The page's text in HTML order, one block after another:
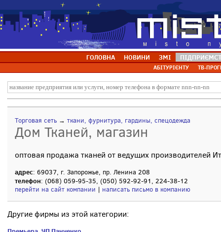
ГОЛОВНА НОВИНИ ЗМІ
АБІТУРІЄНТУ ТВ-
Торговая сеть → ткани, фурнитура, гардины, спецодежда
Дом Тканей, магазин
оптовая продажа тканей от ведущих производителей
адрес: 69037, г. Запорожье, пр. Ленина 208
телефон: (068) 059-95-35, (050) 592-92-91, 224-38-12
перейти на сайт компании | написать письмо в компанию
Другие фирмы из этой категории: